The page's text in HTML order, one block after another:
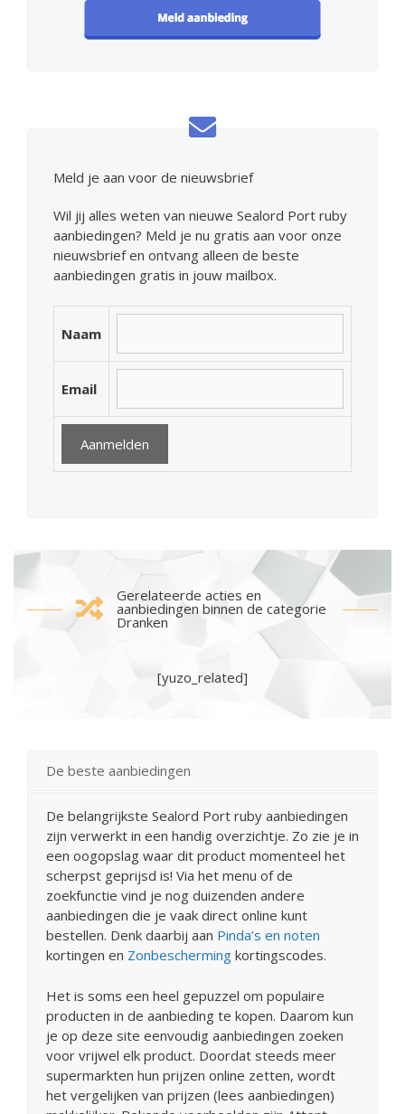
Meld je aan voor de nieuwsbrief
Wil jij alles weten van nieuwe Sealord Port ruby
aanbiedingen? Meld je nu gratis aan voor onze
nieuwsbrief en ontvang alleen de beste
aanbiedingen gratis in jouw mailbox.
Naam
Email
Gerelateerde acties en
aanbiedingen binnen de categorie
Dranken
[yuzo_related]
De beste aanbiedingen
De belangrijkste Sealord Port ruby aanbiedingen
zijn verwerkt in een handig overzichtje. Zo zie je in
een oogopslag waar dit product momenteel het
scherpst geprijsd is! Via het menu of de
zoekfunctie vind je nog duizenden andere
aanbiedingen die je vaak direct online kunt
bestellen. Denk daarbij aan Pinda’s en noten
kortingen en Zonbescherming kortingscodes.
Het is soms een heel gepuzzel om populaire
producten in de aanbieding te kopen. Daarom kun
je op deze site eenvoudig aanbiedingen zoeken
voor vrijwel elk product. Doordat steeds meer
supermarkten hun prijzen online zetten, wordt
het vergelijken van prijzen (lees aanbiedingen)